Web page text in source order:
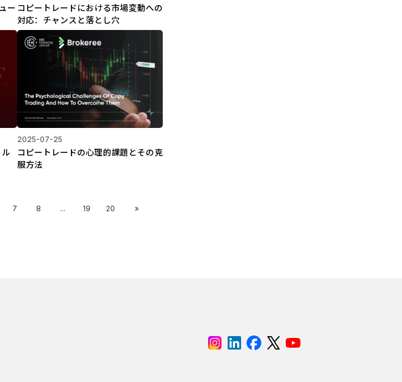
ー コピートレードにおける市場変動への
対応：チャンスと落とし穴
ル
2025-07-25
コピートレードの心理的課題とその克
服方法
7 8 ... 19 20 »